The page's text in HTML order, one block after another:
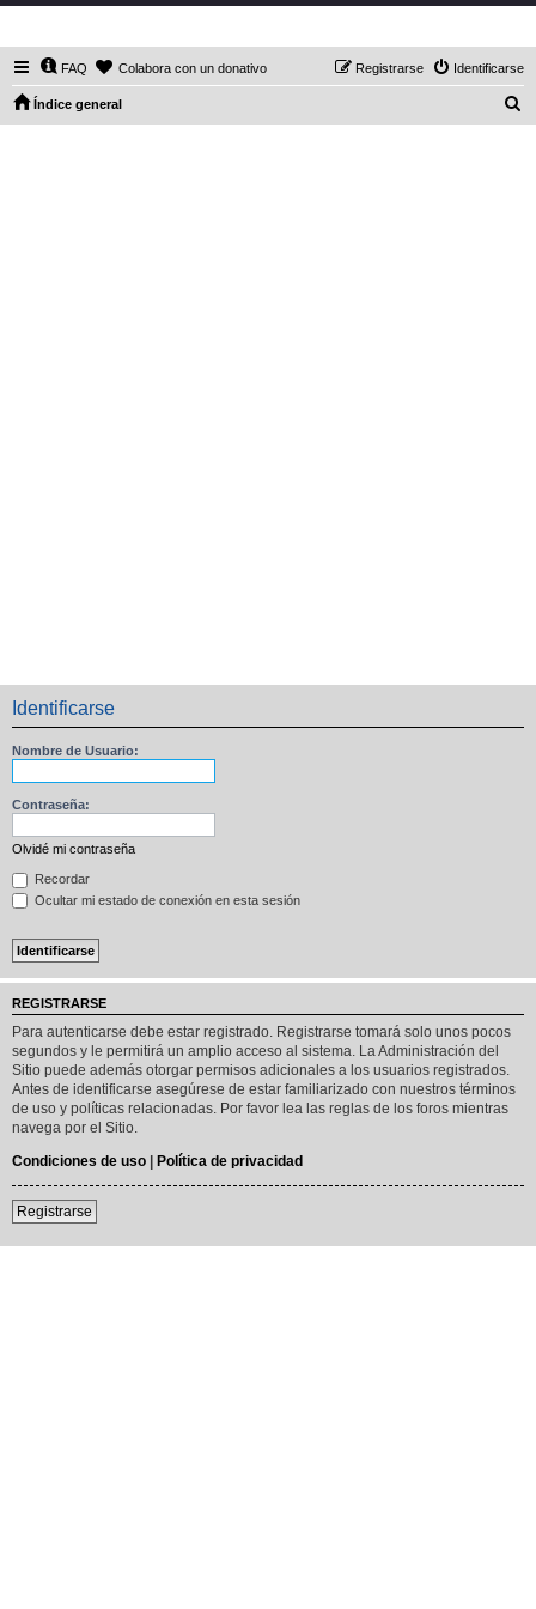
FAQ Colabora con un donativo Identificarse
Registrarse
Índice general
Identificarse
Nombre de Usuario:
Contraseña:
Olvidé mi contraseña
Recordar
Ocultar mi estado de conexión en esta sesión
REGISTRARSE
Para autenticarse debe estar registrado. Registrarse tomará solo unos pocos
segundos y le permitirá un amplio acceso al sistema. La Administración del
Sitio puede además otorgar permisos adicionales a los usuarios registrados.
Antes de identificarse asegúrese de estar familiarizado con nuestros términos
de uso y políticas relacionadas. Por favor lea las reglas de los foros mientras
navega por el Sitio.
Condiciones de uso | Política de privacidad
Registrarse